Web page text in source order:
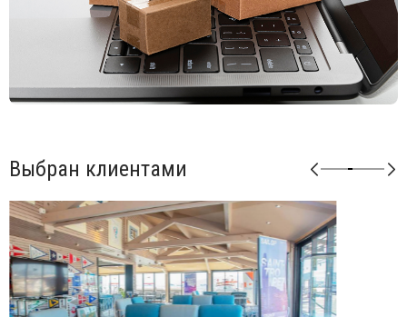
Возможные цвета подушек из ткани Sunbrella: синий
(adriatic), лед (ghiaccio), авокадо (avocado), джунгли
(giungla), холст (canvas).
Возможные цвета подушек из ткани TECH: панама
(panama).
Открыть технические характеристики
Открыть инструкцию по сборке.
Можно докупать модули и корректировать размеры
мебели под необходимые размеры. Элементы серии
Кomodo комбинируются между собой в любой
последовательности, создавая индивидуальные решения
для Вашего интерьера.
Выбран клиентами